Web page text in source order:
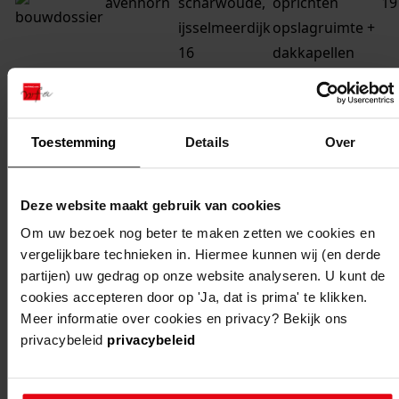
Toestemming Details Over
Deze website maakt gebruik van cookies
Om uw bezoek nog beter te maken zetten we cookies en
vergelijkbare technieken in. Hiermee kunnen wij (en derde
partijen) uw gedrag op onze website analyseren. U kunt de
cookies accepteren door op 'Ja, dat is prima' te klikken.
Meer informatie over cookies en privacy? Bekijk ons
privacybeleid privacybeleid
ijsselmeerdijk
16
opslagruimte +
dakkapellen
ijsselmeerdijk
15
oprichten
stalgebouw
ijsselmeerdijk
8
woning
avenhorn scharwoude,
scharwoude
s 6
vernieuwen
boerderij